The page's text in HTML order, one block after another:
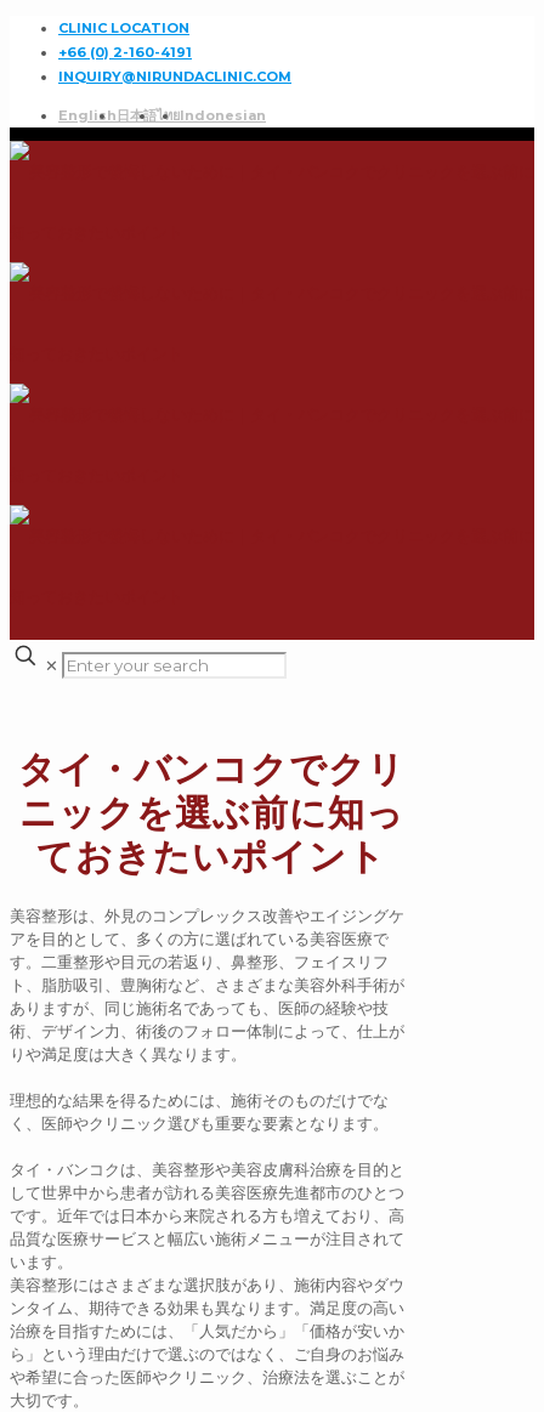
CLINIC LOCATION
+66 (0) 2-160-4191
INQUIRY@NIRUNDACLINIC.COM
English 日本語ไทยIndonesian
✕
タイ・バンコクでクリ
ニックを選ぶ前に知っ
ておきたいポイント
美容整形は、外見のコンプレックス改善やエイジングケ
アを目的として、多くの方に選ばれている美容医療で
す。二重整形や目元の若返り、鼻整形、フェイスリフ
ト、脂肪吸引、豊胸術など、さまざまな美容外科手術が
ありますが、同じ施術名であっても、医師の経験や技
術、デザイン力、術後のフォロー体制によって、仕上が
りや満足度は大きく異なります。
理想的な結果を得るためには、施術そのものだけでな
く、医師やクリニック選びも重要な要素となります。
タイ・バンコクは、美容整形や美容皮膚科治療を目的と
して世界中から患者が訪れる美容医療先進都市のひとつ
です。近年では日本から来院される方も増えており、高
品質な医療サービスと幅広い施術メニューが注目されて
います。
美容整形にはさまざまな選択肢があり、施術内容やダウ
ンタイム、期待できる効果も異なります。満足度の高い
治療を目指すためには、「人気だから」「価格が安いか
ら」という理由だけで選ぶのではなく、ご自身のお悩み
や希望に合った医師やクリニック、治療法を選ぶことが
大切です。